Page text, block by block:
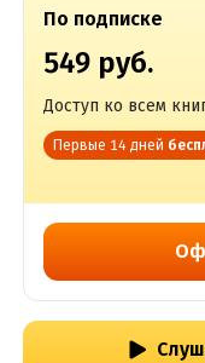
По подписке
549 руб.
Доступ ко всем
Первые 14 дней